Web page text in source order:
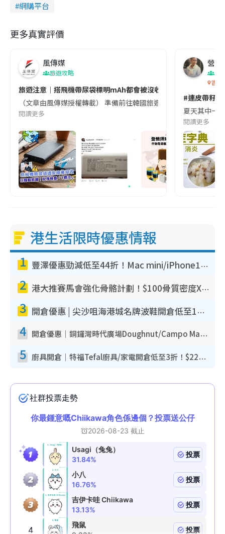
網購平台
更多真實評價
風傳媒
旅遊攻略
旅遊注意｜搭飛機帶尿袋標明mAh都會被沒收😱出發前切記檢查
（文章由風傳媒授權轉載） 準備前往韓國旅遊的民眾，近期要
閱讀更多
營養
香港
#連皮帶籽
夏天其中一
閱讀更多
港生活限時優惠情報
1 豐澤優惠勁減低至44折！Mac mini/iPhone17Pro大減價！廚房家電$220起
2 港大推賽馬會強化骨骼計劃！$100骨質密度X光檢查 完成免費運動訓練送超市禮券！附參加資格
3 開倉優惠 | 尖沙咀海港城名牌波鞋開倉低至1折！On鞋$899起／Joy&Peace鞋履$98起
4 開倉優惠｜銅鑼灣時代廣場Doughnut/Campo Marzio開倉低至1折！背囊、書包、手袋劈價$200起
5 廚具開倉｜特福Tefal廚具/家電開倉低至3折！$220起買平底鍋/炒鑊/湯煲！電飯煲/吸塵機/燙斗$418起